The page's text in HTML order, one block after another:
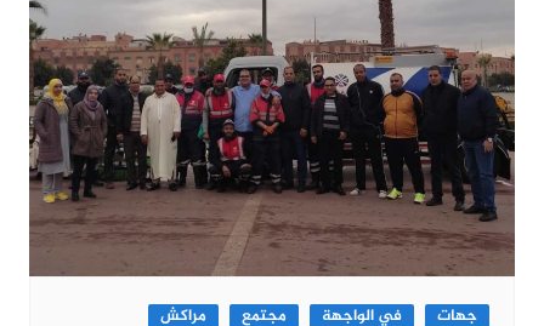
جهات في الواجهة مجتمع مراكش